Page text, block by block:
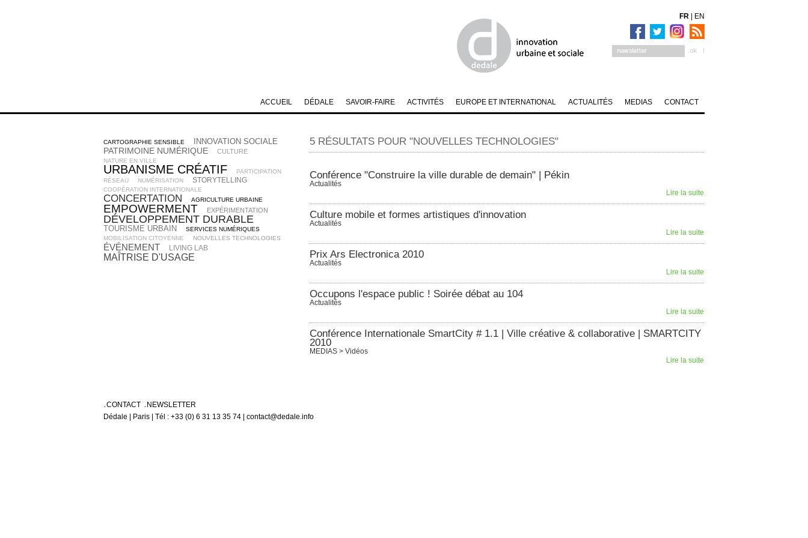
CARTOGRAPHIE SENSIBLE INNOVATION SOCIALE
PATRIMOINE NUMÉRIQUE CULTURE
NATURE EN VILLE
URBANISME CRÉATIF
PARTICIPATION
RÉSEAU
NUMÉRISATION STORYTELLING
COOPÉRATION INTERNATIONALE
CONCERTATION AGRICULTURE URBAINE
EMPOWERMENT EXPÉRIMENTATION
DÉVELOPPEMENT DURABLE
TOURISME URBAIN
SERVICES NUMÉRIQUES
MOBILISATION CITOYENNE
NOUVELLES TECHNOLOGIES
ÉVÉNEMENT LIVING LAB
MAÎTRISE D'USAGE
5 RÉSULTATS POUR "NOUVELLES TECHNOLOGIES"
Conférence "Construire la ville durable de demain" | Pékin
Actualités
Lire la suite
Culture mobile et formes artistiques d'innovation
Actualités
Lire la suite
Prix Ars Electronica 2010
Actualités
Lire la suite
Occupons l'espace public ! Soirée débat au 104
Actualités
Lire la suite
Conférence Internationale SmartCity # 1.1 | Ville créative & collaborative | SMARTCITY
2010
MEDIAS > Vidéos
Lire la suite
CONTACT
MEDIAS
ACTUALITÉS
EUROPE ET INTERNATIONAL
ACTIVITÉS
SAVOIR-FAIRE
DÉDALE
ACCUEIL
CONTACT NEWSLETTER
FR EN
Dédale | Paris | Tél : +33 (0) 6 31 13 35 74 | contact@dedale.info